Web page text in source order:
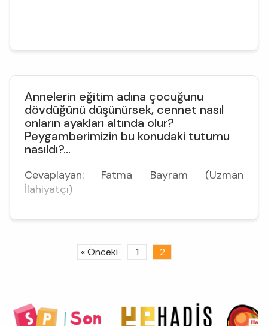
Annelerin eğitim adına çocuğunu
dövdüğünü düşünürsek, cennet nasıl
onların ayakları altında olur?
Peygamberimizin bu konudaki tutumu
nasıldı?...
Cevaplayan: Fatma Bayram (Uzman
İlahiyatçı)
« Önceki 1 2